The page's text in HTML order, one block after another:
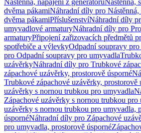
Nástěnná, napájení z generátoruNástěnná,
dvěma pákamiNáhradní díly pro Nástěnná,
dvěma pákamiPříslušenstvíNáhradní díly
umyvadlové armaturyNáhradní díly pro
armaturyPřipojení zařizovacích předmětů
spotřebiče a výlevkyOdpadní soupravy
pro Odpadní soupravy pro umyvadla
uzávěrkyNáhradní díly pro Trubkové
zápachové uzávěrky, prostorově úsporné
Trubkové zápachové uzávěrky, prostorově
uzávěrky s nornou trubkou pro umyvadla
Zápachové uzávěrky s nornou trubkou pro
uzávěrky s nornou trubkou pro umyvadla,
úspornéNáhradní díly pro Zápachové
pro umyvadla, prostorově úsporné